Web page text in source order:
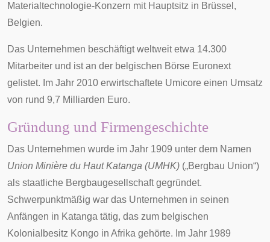
Materialtechnologie-Konzern mit Hauptsitz in Brüssel ,
Belgien.
Das Unternehmen beschäftigt weltweit etwa 14.300
Mitarbeiter und ist an der belgischen Börse Euronext
gelistet. Im Jahr 2010 erwirtschaftete Umicore einen Umsatz
von rund 9,7 Milliarden Euro.
Gründung und Firmengeschichte
Das Unternehmen wurde im Jahr 1909 unter dem Namen
Union Minière du Haut Katanga (UMHK) („Bergbau Union“)
als staatliche Bergbaugesellschaft gegründet.
Schwerpunktmäßig war das Unternehmen in seinen
Anfängen in Katanga tätig, das zum belgischen
Kolonialbesitz Kongo in Afrika gehörte. Im Jahr 1989